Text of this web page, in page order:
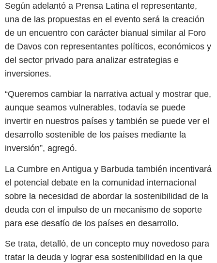
Según adelantó a Prensa Latina el representante,
una de las propuestas en el evento será la creación
de un encuentro con carácter bianual similar al Foro
de Davos con representantes políticos, económicos y
del sector privado para analizar estrategias e
inversiones.
“Queremos cambiar la narrativa actual y mostrar que,
aunque seamos vulnerables, todavía se puede
invertir en nuestros países y también se puede ver el
desarrollo sostenible de los países mediante la
inversión”, agregó.
La Cumbre en Antigua y Barbuda también incentivará
el potencial debate en la comunidad internacional
sobre la necesidad de abordar la sostenibilidad de la
deuda con el impulso de un mecanismo de soporte
para ese desafío de los países en desarrollo.
Se trata, detalló, de un concepto muy novedoso para
tratar la deuda y lograr esa sostenibilidad en la que